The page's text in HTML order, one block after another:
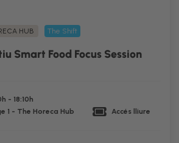
HUB The Shift
Smart Food Focus Session
- 18:10h
1 - The Horeca Hub
Accés lliure